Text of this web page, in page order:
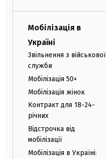
Мобілізація в
Україні
Звільнення з військової
служби
Мобілізація 50+
Мобілізація жінок
Контракт для 18-24-
річних
Відстрочка від
мобілізації
Мобілізація в Україні: